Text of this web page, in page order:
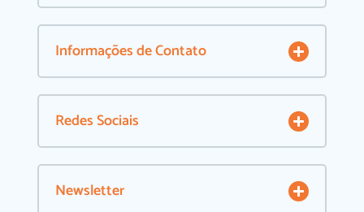
Informações de Contato
Redes Sociais
Newsletter